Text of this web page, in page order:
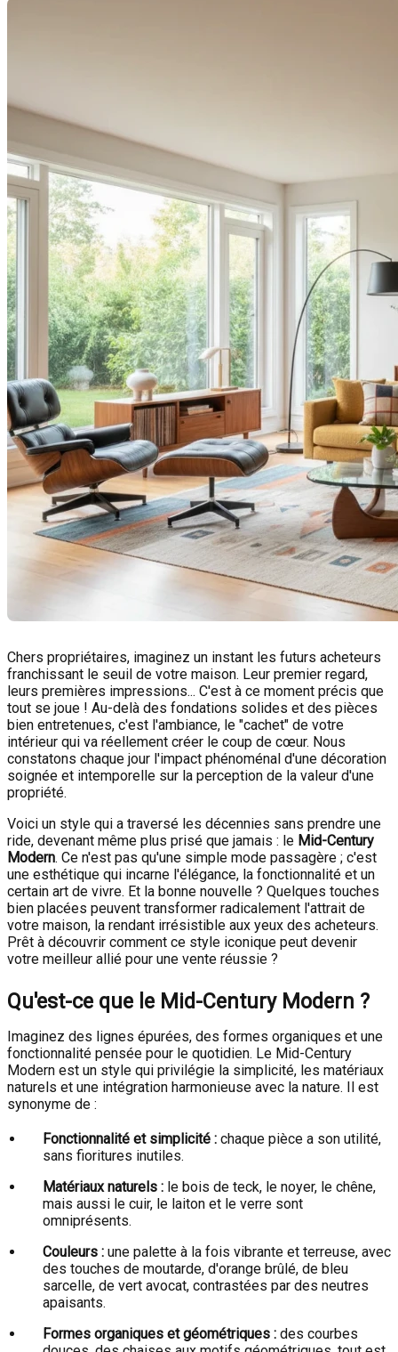
Chers propriétaires, imaginez un instant les futurs acheteurs
franchissant le seuil de votre maison. Leur premier regard,
leurs premières impressions... C'est à ce moment précis que
tout se joue ! Au-delà des fondations solides et des pièces
bien entretenues, c'est l'ambiance, le "cachet" de votre
intérieur qui va réellement créer le coup de cœur. Nous
constatons chaque jour l'impact phénoménal d'une décoration
soignée et intemporelle sur la perception de la valeur d'une
propriété.
Voici un style qui a traversé les décennies sans prendre une
ride, devenant même plus prisé que jamais : le Mid-Century
Modern. Ce n'est pas qu'une simple mode passagère ; c'est
une esthétique qui incarne l'élégance, la fonctionnalité et un
certain art de vivre. Et la bonne nouvelle ? Quelques touches
bien placées peuvent transformer radicalement l'attrait de
votre maison, la rendant irrésistible aux yeux des acheteurs.
Prêt à découvrir comment ce style iconique peut devenir
votre meilleur allié pour une vente réussie ?
Qu'est-ce que le Mid-Century Modern ?
Imaginez des lignes épurées, des formes organiques et une
fonctionnalité pensée pour le quotidien. Le Mid-Century
Modern est un style qui privilégie la simplicité, les matériaux
naturels et une intégration harmonieuse avec la nature. Il est
synonyme de :
Fonctionnalité et simplicité : chaque pièce a son utilité,
sans fioritures inutiles.
Matériaux naturels : le bois de teck, le noyer, le chêne,
mais aussi le cuir, le laiton et le verre sont
omniprésents.
Couleurs : une palette à la fois vibrante et terreuse, avec
des touches de moutarde, d'orange brûlé, de bleu
sarcelle, de vert avocat, contrastées par des neutres
apaisants.
Formes organiques et géométriques : des courbes